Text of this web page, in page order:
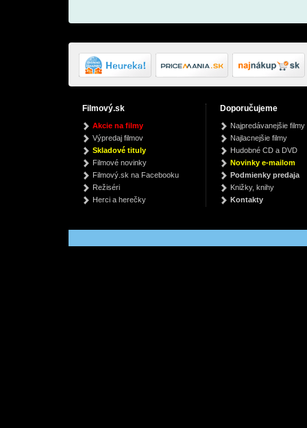
Jimmy & Wes: The
Dymnamic Duo (Vinyl)
€ 39.99
Diary of a Wimpy Kid
10 - Old School
Jeff Kinney
€ 4.71
Filmový.sk
Akcie na filmy
Výpredaj filmov
Skladové tituly
Filmové novinky
Filmový.sk na Facebooku
Režiséri
Herci a herečky
Doporučujeme
Najpredávanejšie filmy
Najlacnejšie filmy
Hudobné CD a DVD
Novinky e-mailom
Podmienky predaja
Knižky, knihy
Kontakty